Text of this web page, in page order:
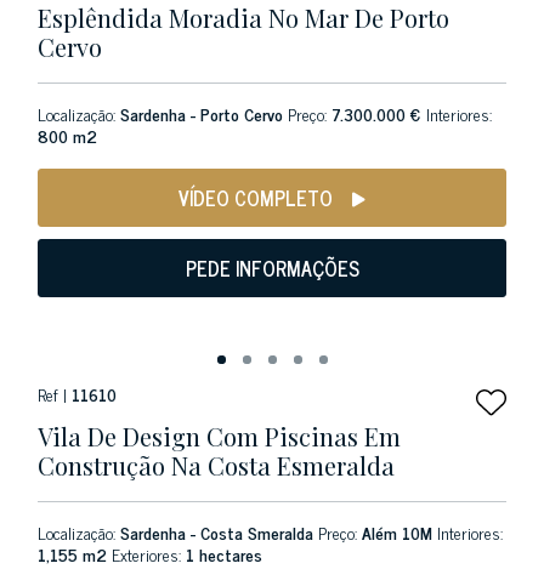
Esplêndida Moradia No Mar De Porto
Cervo
Localização:Sardenha - Porto Cervo Preço: 7.300.000 € Interiores:
800 m2
VÍDEO COMPLETO
PEDE INFORMAÇÕES
Ref | 11610
Vila De Design Com Piscinas Em
Construção Na Costa Esmeralda
Localização:Sardenha - Costa Smeralda Preço:Além 10M Interiores:
1,155 m2 Exteriores: 1 hectares